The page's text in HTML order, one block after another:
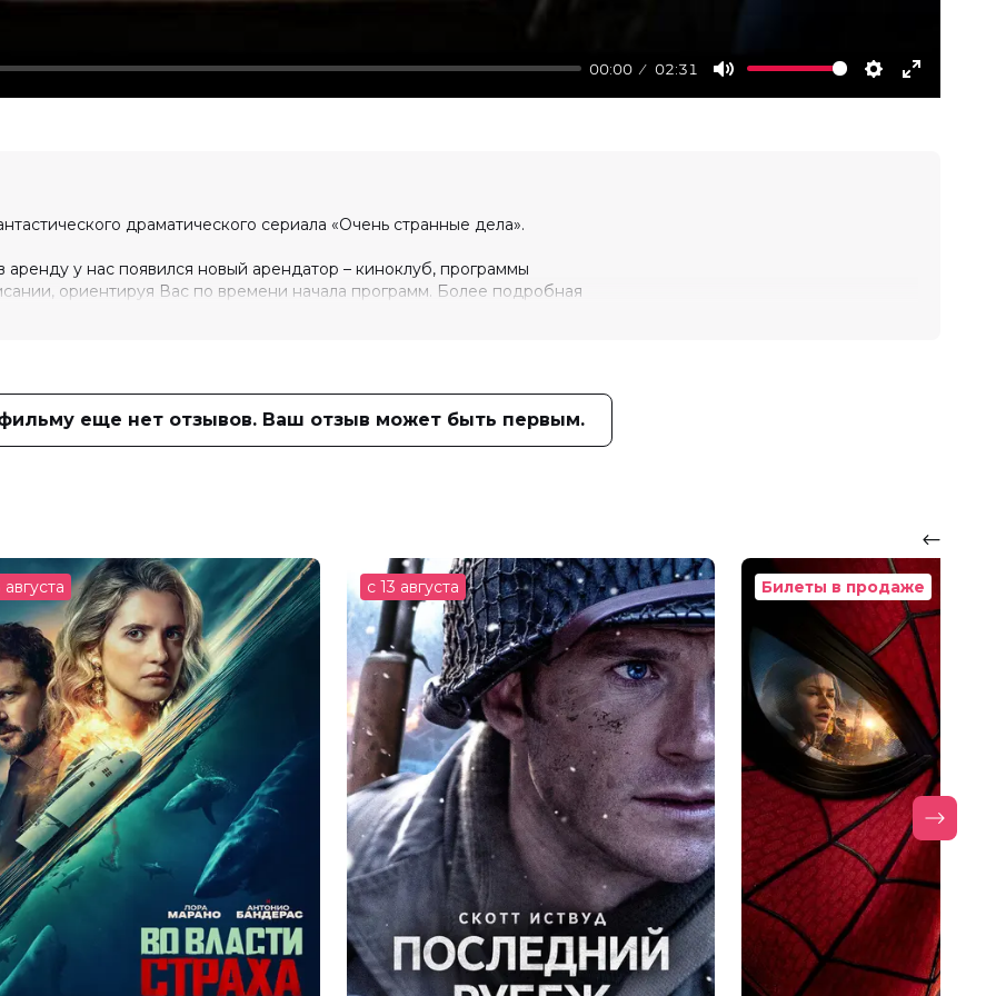
00:00 02:31
Mute Settings
Enter
драматического сериала «Очень странные дела».
у нас появился новый арендатор – киноклуб, программы
ориентируя Вас по времени начала программ. Более подробная
КиноКлуба в специально отведенных зонах в фойе.
Калеб Маклафлин, Милли Бобби
еще нет отзывов. Ваш отзыв может быть первым.
августа с 13 августа Билеты в продаже